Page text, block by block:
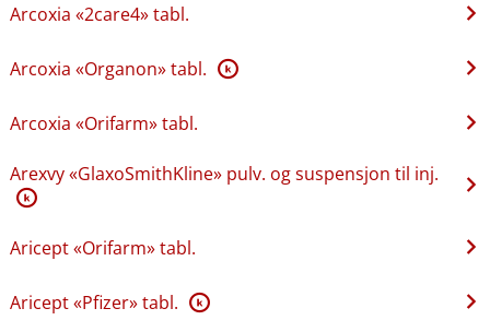
Arcoxia «2care4» tabl.
Arcoxia «Organon» tabl. K
Arcoxia «Orifarm» tabl.
Arexvy «GlaxoSmithKline» pulv. og suspensjon til inj.
K
Aricept «Orifarm» tabl.
Aricept «Pfizer» tabl. K